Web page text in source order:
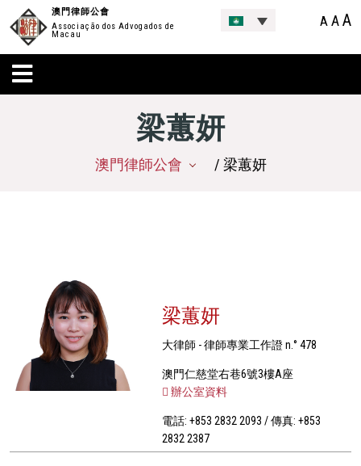
澳門律師公會
Associação dos Advogados de
Macau
A AA
梁蕙妍
澳門律師公會 / 梁蕙妍
梁蕙妍
大律師 - 律師專業工作證 n.° 478
澳門仁慈堂右巷6號3樓A座
辦公室資料
電話: +853 2832 2093 / 傳真: +853
2832 2387